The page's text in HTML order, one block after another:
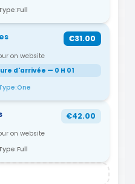
€31.00
on website
d'arrivée — 0 H 01
€42.00
on website